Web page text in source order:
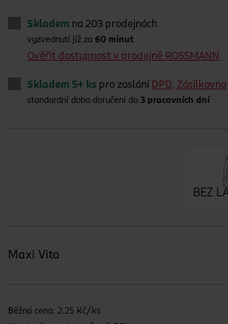
Skladem na 203 prodejnách
vyzvednutí již za60 minut
Ověřit dostupnost v prodejně ROSSMANN
Skladem 5+ ks pro zaslání DPD, Zásilkovna
standardní doba doručení do 3 pracovních dní
BEZ
Maxi Vita
Běžná cena: 2.25 Kč/ks